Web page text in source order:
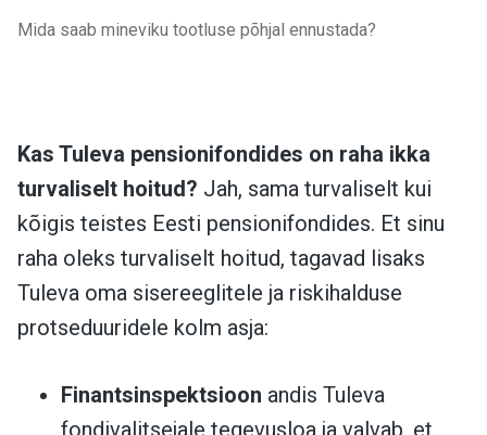
Mida saab mineviku tootluse põhjal ennustada?
Kas Tuleva pensionifondides on raha ikka
turvaliselt hoitud? Jah, sama turvaliselt kui
kõigis teistes Eesti pensionifondides. Et sinu
raha oleks turvaliselt hoitud, tagavad lisaks
Tuleva oma sisereeglitele ja riskihalduse
protseduuridele kolm asja:
Finantsinspektsioon andis Tuleva
fondivalitsejale tegevusloa ja valvab, et